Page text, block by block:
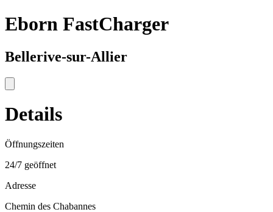
Eborn FastCharger
Bellerive-sur-Allier
Details
Öffnungszeiten
24/7 geöffnet
Adresse
Chemin des Chabannes